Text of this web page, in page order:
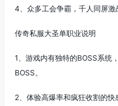
4、众多工会争霸，千人同屏激
传奇私服大圣单职业说明
1、游戏内有独特的BOSS系统
BOSS。
2、体验高爆率和疯狂收割的快